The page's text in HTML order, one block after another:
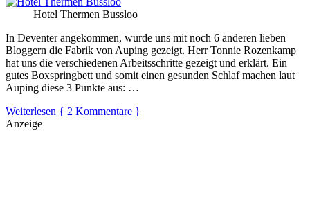
Hotel Thermen Bussloo
In Deventer angekommen, wurde uns mit noch 6 anderen lieben
Bloggern die Fabrik von Auping gezeigt. Herr Tonnie Rozenkamp
hat uns die verschiedenen Arbeitsschritte gezeigt und erklärt. Ein
gutes Boxspringbett und somit einen gesunden Schlaf machen laut
Auping diese 3 Punkte aus: …
Weiterlesen { 2 Kommentare }
Anzeige